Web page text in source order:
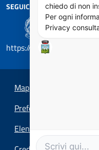
SEGUICI SU
https://designers.italia.it/
Mappa del sito
Preferenze cookie
Elenco Siti Tematici
chiedo di non
Per ogni
Privacy